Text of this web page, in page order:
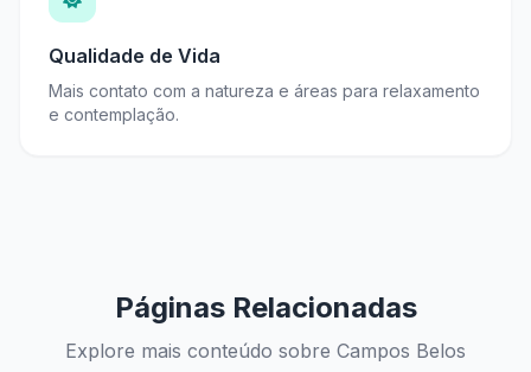
Qualidade de Vida
Mais contato com a natureza e áreas para relaxamento
e contemplação.
Páginas Relacionadas
Explore mais conteúdo sobre Campos Belos